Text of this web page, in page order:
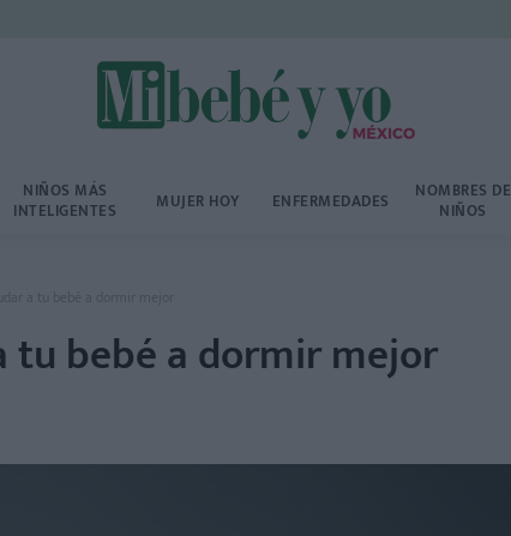
NIÑOS MÁS
INTELIGENTES MUJER HOY ENFERMEDADES NOMBRES DE
NIÑOS
a tu bebé a dormir mejor
tu bebé a dormir mejor